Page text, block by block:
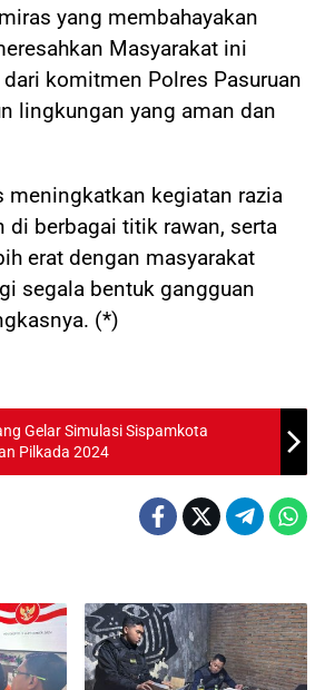
yang membahayakan
Masyarakat ini
komitmen Polres Pasuruan
lingkungan yang aman dan
meningkatkan kegiatan razia
di berbagai titik rawan, serta
erat dengan masyarakat
segala bentuk gangguan
(*)
Gelar Simulasi Sispamkota
Pilkada 2024